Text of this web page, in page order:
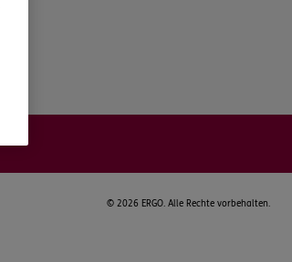
© 2026 ERGO. Alle Rechte vorbehalten.